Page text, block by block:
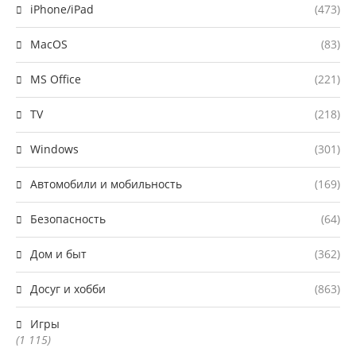
iPhone/iPad (473)
MacOS (83)
MS Office (221)
TV (218)
Windows (301)
Автомобили и мобильность (169)
Безопасность (64)
Дом и быт (362)
Досуг и хобби (863)
Игры
(1 115)